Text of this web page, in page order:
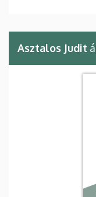
Asztalos Judit